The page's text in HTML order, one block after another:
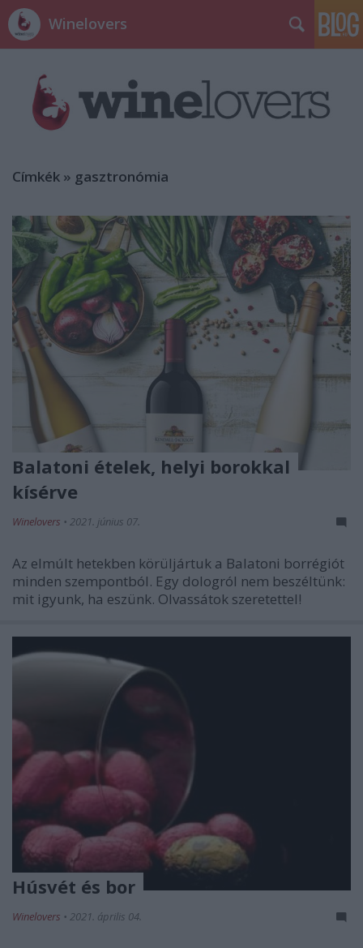
Winelovers
Címkék » gasztronómia
Balatoni ételek, helyi borokkal
kísérve
Winelovers • 2021. június 07.
Az elmúlt hetekben körüljártuk a Balatoni borrégiót
minden szempontból. Egy dologról nem beszéltünk:
mit igyunk, ha eszünk. Olvassátok szeretettel!
Húsvét és bor
Winelovers • 2021. április 04.